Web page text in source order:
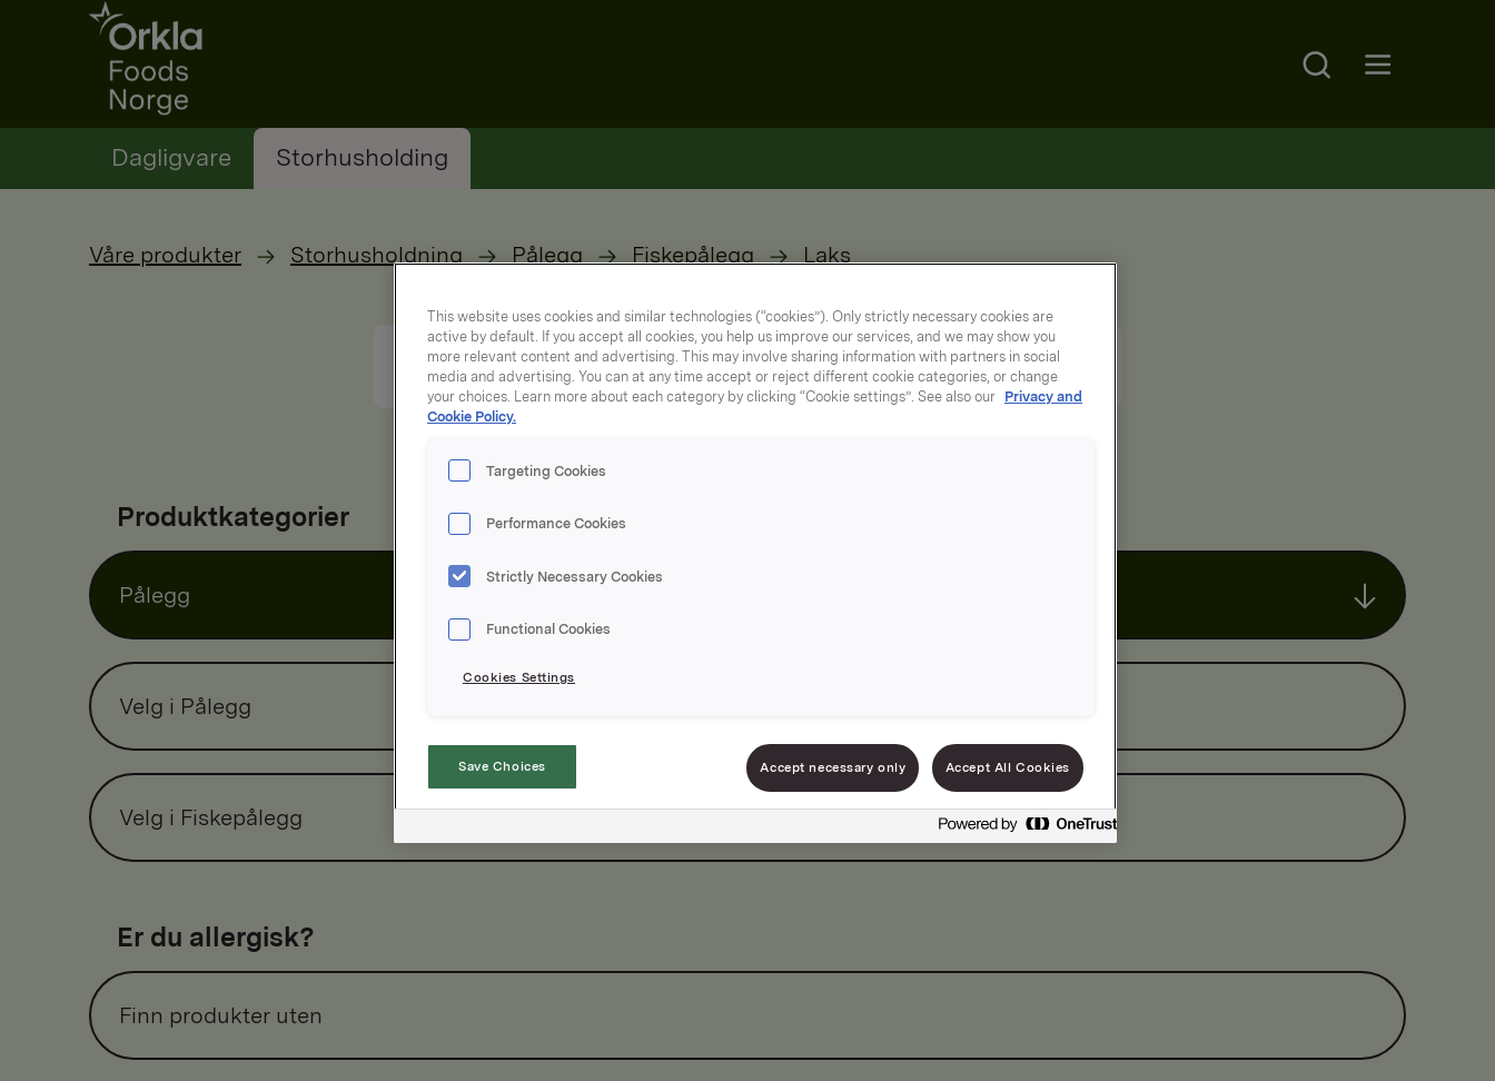
Go to frontpage
Search
Dagligvare Storhusholding
Våre produkter Storhusholdning Pålegg Fiskepålegg Laks
Produktkategorier
Pålegg
Velg i Pålegg
Velg i Fiskepålegg
Er du allergisk?
Finn produkter uten
This website uses cookies and similar technologies (“cookies”). Only strictly necessary cookies are
active by default. If you accept all cookies, you help us improve our services, and we may show you
more relevant content and advertising. This may involve sharing information with partners in social
media and advertising. You can at any time accept or reject different cookie categories, or change
your choices. Learn more about each category by clicking “Cookie settings”. See also our Privacy and
Cookie Policy.
Targeting Cookies
Performance Cookies
Strictly Necessary Cookies
Functional Cookies
Cookies Settings
Save Choices Accept necessary only Accept All Cookies